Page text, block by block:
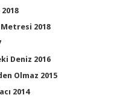
Metresi 2018
Deniz 2016
Olmaz 2015
2014